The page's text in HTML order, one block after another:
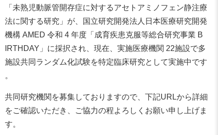
「未熟児動脈管開存症に対するアセトアミノフェン静注療
法に関する研究」が、国立研究開発法人日本医療研究開発
機構 AMED 令和 4 年度「成育疾患克服等総合研究事業 B
IRTHDAY」に採択され、現在、実施医療機関 22施設で多
施設共同ランダム化試験を特定臨床研究として実施中です
。
共同研究機関を募集しておりますので、下記URLから詳細
をご確認いただき、ご協力の程よろしくお願い申し上げま
す。